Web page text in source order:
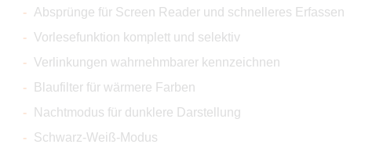
Absprünge für Screen Reader und schnelleres Erfassen
Vorlesefunktion komplett und selektiv
Verlinkungen wahrnehmbarer kennzeichnen
Blaufilter für wärmere Farben
Nachtmodus für dunklere Darstellung
Schwarz-Weiß-Modus